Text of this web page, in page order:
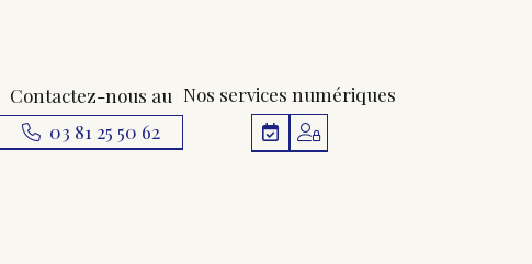
Contactez-nous au
03 81 25 50 62
Nos services numériques